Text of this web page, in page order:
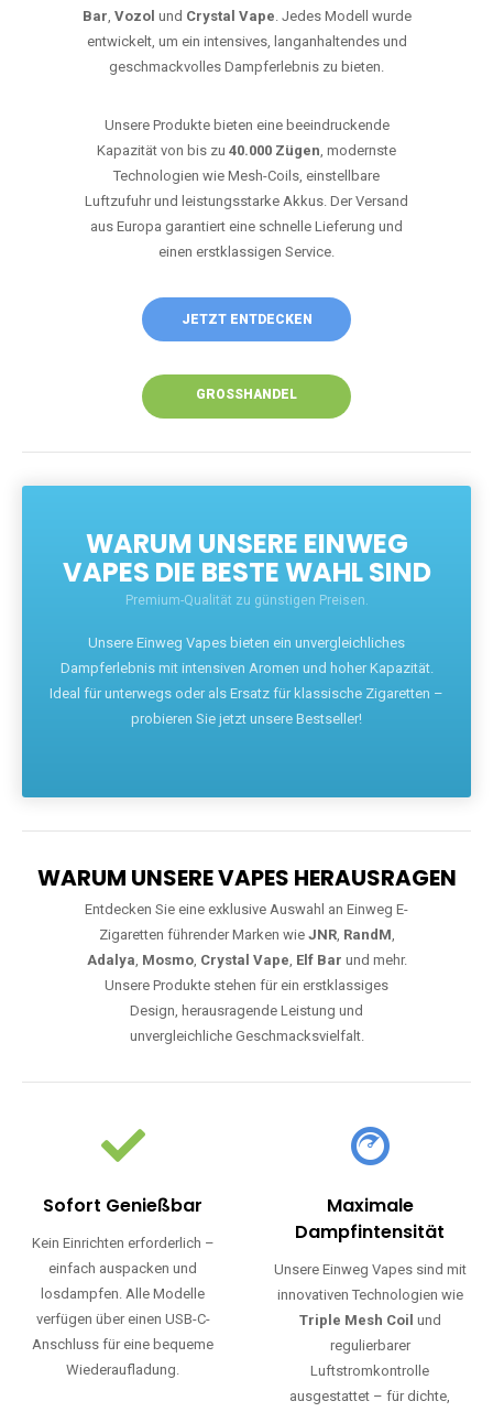
Bar, Vozol und Crystal Vape. Jedes Modell wurde
entwickelt, um ein intensives, langanhaltendes und
geschmackvolles Dampferlebnis zu bieten.
Unsere Produkte bieten eine beeindruckende
Kapazität von bis zu 40.000 Zügen, modernste
Technologien wie Mesh-Coils, einstellbare
Luftzufuhr und leistungsstarke Akkus. Der Versand
aus Europa garantiert eine schnelle Lieferung und
einen erstklassigen Service.
JETZT ENTDECKEN
GROSSHANDEL
WARUM UNSERE EINWEG
VAPES DIE BESTE WAHL SIND
Premium-Qualität zu günstigen Preisen.
Unsere Einweg Vapes bieten ein unvergleichliches
Dampferlebnis mit intensiven Aromen und hoher Kapazität.
Ideal für unterwegs oder als Ersatz für klassische Zigaretten –
probieren Sie jetzt unsere Bestseller!
WARUM UNSERE VAPES HERAUSRAGEN
Entdecken Sie eine exklusive Auswahl an Einweg E-
Zigaretten führender Marken wie JNR, RandM,
Adalya, Mosmo, Crystal Vape, Elf Bar und mehr.
Unsere Produkte stehen für ein erstklassiges
Design, herausragende Leistung und
unvergleichliche Geschmacksvielfalt.
Sofort Genießbar
Kein Einrichten erforderlich –
einfach auspacken und
losdampfen. Alle Modelle
verfügen über einen USB-C-
Anschluss für eine bequeme
Wiederaufladung.
Maximale
Dampfintensität
Unsere Einweg Vapes sind mit
innovativen Technologien wie
Triple Mesh Coil und
regulierbarer
Luftstromkontrolle
ausgestattet – für dichte,